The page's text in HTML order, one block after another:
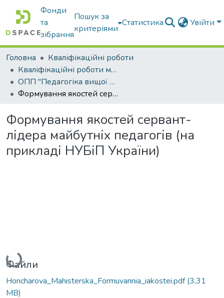
Фонди
та
зібрання
Пошук за
критеріями
Статистика Увійти
Головна
Кваліфікаційні роботи
Кваліфікаційні роботи магістрів
ОПП "Педагогіка вищої школи"
Формування якостей сервант-лідера майбутніх педагогів (на прикладі НУБіП України)
Формування якостей сервант-
лідера майбутніх педагогів (на
прикладі НУБіП України)
Вантажиться...
Файли
Honcharova_Мahisterska_Formuvannia_iakostei.pdf(3,31
MB)